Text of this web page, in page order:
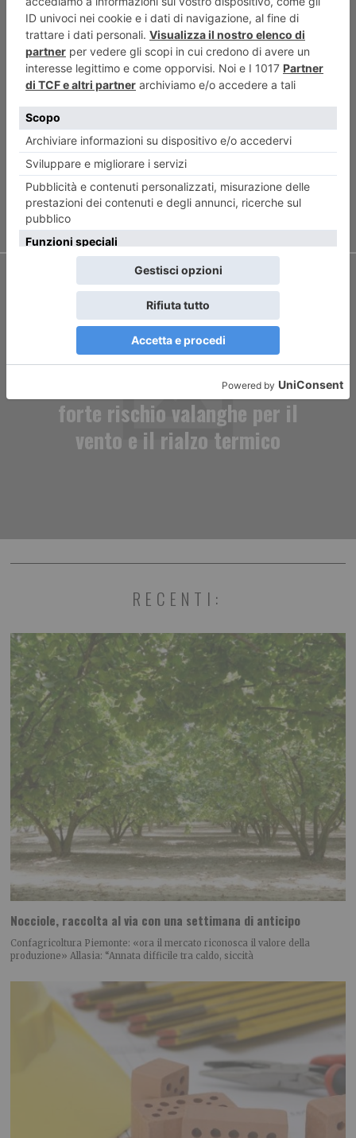
ARTICOLO PRECEDENTE
Furto a Venezia in stile Topkapi
ARTICOLO SUCCESSIVO
Sulle montagne del Piemonte
forte rischio valanghe per il
vento e il rialzo termico
RECENTI:
Nocciole, raccolta al via con una settimana di anticipo
Confagricoltura Piemonte: «ora il mercato riconosca il valore della
produzione» Allasia: “Annata difficile tra caldo, siccità